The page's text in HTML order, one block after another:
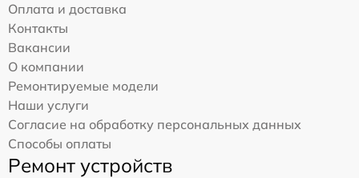
Оплата и доставка
Контакты
Вакансии
О компании
Ремонтируемые модели
Наши услуги
Согласие на обработку персональных данных
Способы оплаты
Ремонт устройств